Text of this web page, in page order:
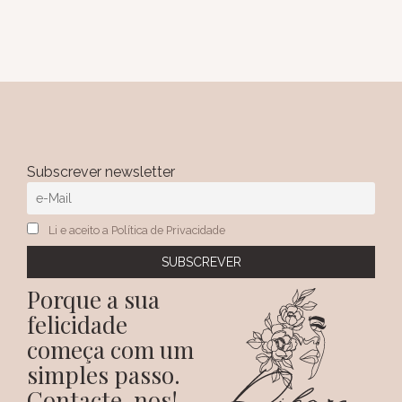
Subscrever newsletter
Li e aceito a Política de Privacidade
Porque a sua
felicidade
começa com um
simples passo.